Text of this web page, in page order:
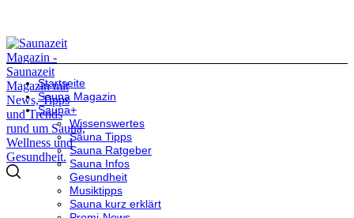
Startseite
Sauna Magazin
Sauna+
Wissenswertes
Sauna Tipps
Sauna Ratgeber
Sauna Infos
Gesundheit
Musiktipps
Sauna kurz erklärt